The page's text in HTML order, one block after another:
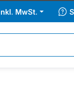
MwSt.